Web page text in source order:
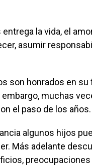
entrega la vida, el
asumir
son honrados en
embargo, muchas
el paso de los años.
algunos hijos
Más adelante